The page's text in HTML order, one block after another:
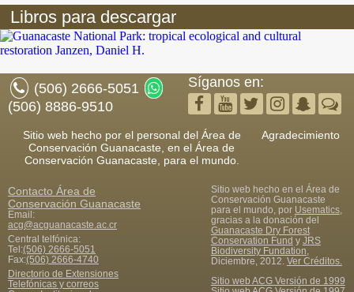
Libros para descargar
(506) 2666-5051
(506) 8886-9510
Síganos en:
Sitio web hecho por el personal del Área de
Conservación Guanacaste, en el Área de
Conservación Guanacaste, para el mundo.
Agradecimiento
Contacto Área de
Conservación Guanacaste
Email:
acg@acguanacaste.ac.cr
Central telfónica:
Tel:(506) 2666-5051
Fax:(506) 2666-4740
Directorio de Extensiones
Telefónicas y correos
Sitio web hecho en el Área de
Conservación Guanacaste
para el mundo, por Usematics,
gracias a la donación del
Guanacaste Dry Forest
Conservation Fund y JRS
Biodiversity Fundation,
Diciembre, 2012. Ver Créditos.
Sitio web ACG Versión de 1999